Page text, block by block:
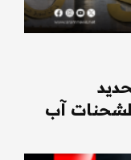
لشحنات آب